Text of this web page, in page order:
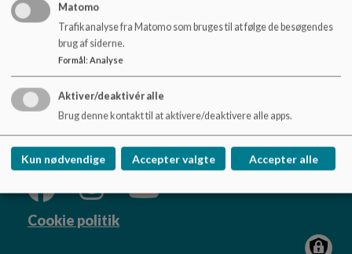
Byskovskolen
Smålodsvej 20 / Præstevej 19 / Roskildevej 245,
4100 Ringsted
bysk@ringsted.dk
afd. Asgård +4557627500 / afd. Benløse
+4557627450
Sitemap
Cookie politik
Matomo
Trafikanalyse fra Matomo som bruges til at følge de besøgendes
brug af siderne.
Formål: Analyse
Aktiver/deaktivér alle
Brug denne kontakt til at aktivere/deaktivere alle apps.
Kun nødvendige Accepter valgte Accepter alle